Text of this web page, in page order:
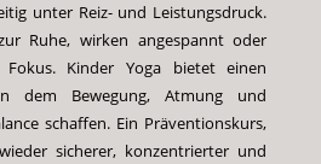
unter Reiz- und Leistungsdruck.
Ruhe, wirken angespannt oder
Kinder Yoga bietet einen
dem Bewegung, Atmung und
schaffen. Ein Präventionskurs,
sicherer, konzentrierter und